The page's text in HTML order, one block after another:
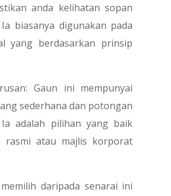
anda kelihatan sopan
biasanya digunakan pada
yang berdasarkan prinsip
Gaun ini mempunyai
sederhana dan potongan
adalah pilihan yang baik
rasmi atau majlis korporat
daripada senarai ini